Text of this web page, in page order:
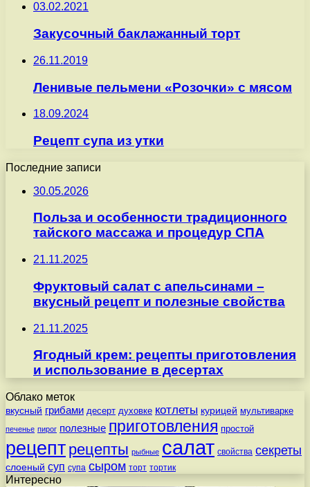
03.02.2021
Закусочный баклажанный торт
26.11.2019
Ленивые пельмени «Розочки» с мясом
18.09.2024
Рецепт супа из утки
Последние записи
30.05.2026
Польза и особенности традиционного
тайского массажа и процедур СПА
21.11.2025
Фруктовый салат с апельсинами –
вкусный рецепт и полезные свойства
21.11.2025
Ягодный крем: рецепты приготовления
и использование в десертах
Облако меток
вкусный грибами десерт духовке котлеты курицей мультиварке
печенье пирог полезные приготовления простой
рецепт рецепты рыбные салат свойства секреты
слоеный суп супа сыром торт тортик
Интересно